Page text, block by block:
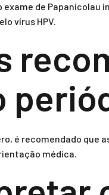
de Papanicolau
vírus HPV.
é recomendado que
médica.